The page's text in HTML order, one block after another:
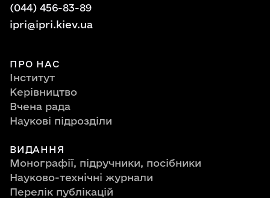
(044) 456-83-89
ipri@ipri.kiev.ua
ПРО НАС
Інститут
Керівництво
Вчена рада
Наукові підрозділи
ВИДАННЯ
Монографії, підручники, посібники
Науково-технічні журнали
Перелік публікацій